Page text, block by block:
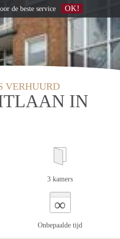
VERHUURD
IN
3 kamers
∞
Onbepaalde tijd
de beste service OK!